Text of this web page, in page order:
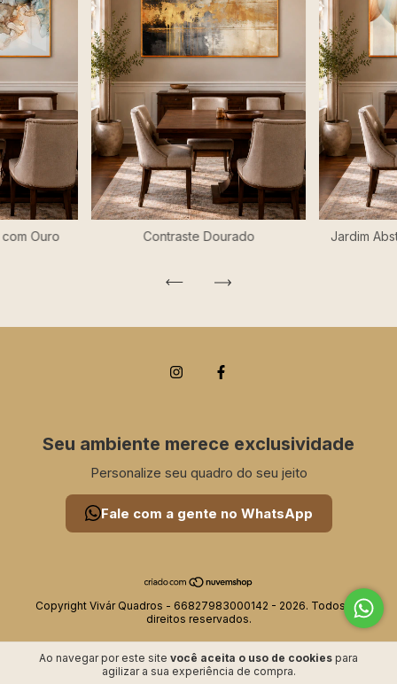
Ao navegar por este site você aceita o uso de cookies para
agilizar a sua experiência de compra.
Ouro Contraste Dourado Jardim
Seu ambiente merece exclusividade
Personalize seu quadro do seu jeito
Fale com a gente no WhatsApp
Copyright Vivár Quadros - 66827983000142 - 2026. Todos os
direitos reservados.